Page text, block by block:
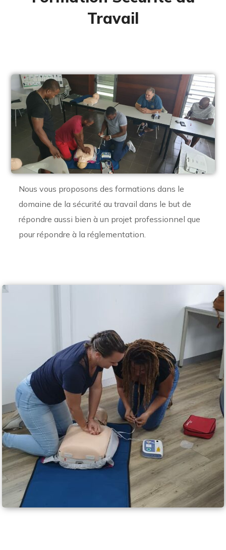
Travail
Nous vous proposons des formations dans le
domaine de la sécurité au travail dans le but de
répondre aussi bien à un projet professionnel que
pour répondre à la réglementation.